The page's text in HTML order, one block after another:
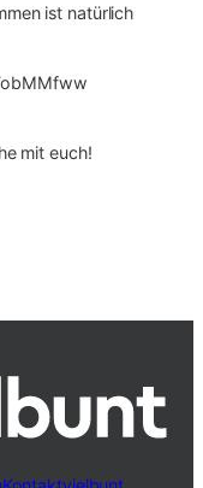
ist natürlich
mit euch!